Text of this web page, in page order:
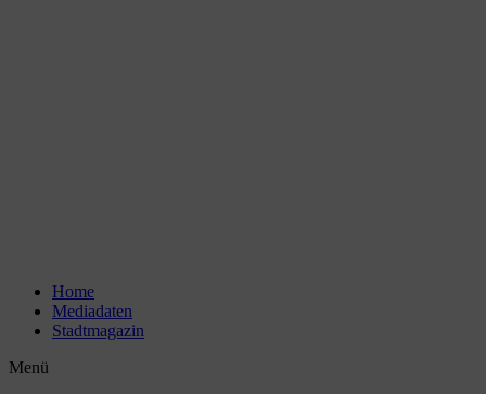
Home
Mediadaten
Stadtmagazin
Menü